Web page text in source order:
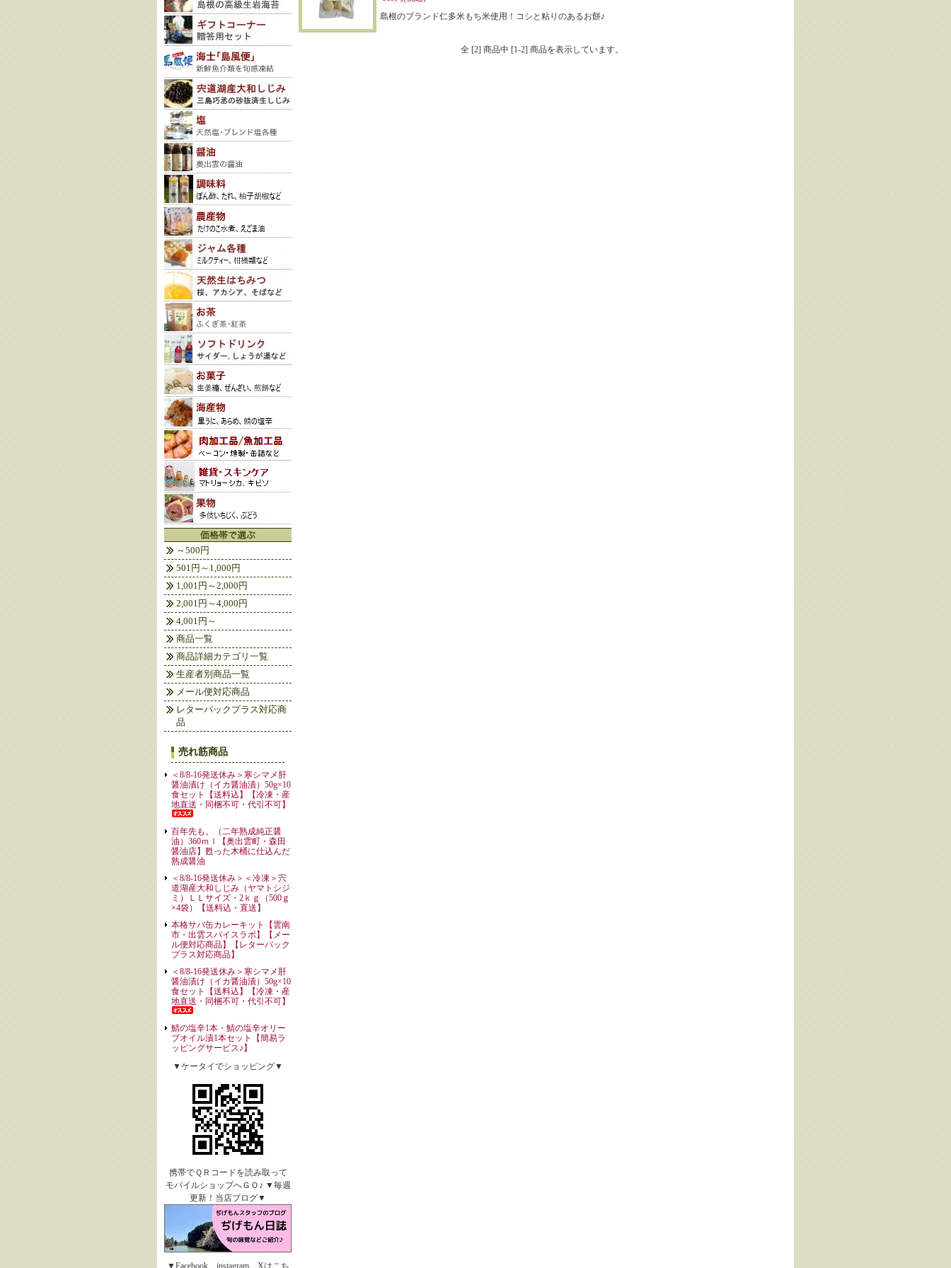
～500円
501円～1,000円
1,001円～2,000円
2,001円～4,000円
4,001円～
商品一覧
商品詳細カテゴリ一覧
生産者別商品一覧
メール便対応商品
レターパックプラス対応商
品
売れ筋商品
＜8/8-16発送休み＞寒シマメ肝
醤油漬け（イカ醤油漬）50g×10
食セット【送料込】【冷凍・産
地直送・同梱不可・代引不可】
百年先も。（二年熟成純正醤
油）360ｍｌ【奥出雲町・森田
醤油店】甦った木桶に仕込んだ
熟成醤油
＜8/8-16発送休み＞＜冷凍＞宍
道湖産大和しじみ（ヤマトシジ
ミ）ＬＬサイズ・2ｋｇ（500ｇ
×4袋）【送料込・直送】
本格サバ缶カレーキット【雲南
市・出雲スパイスラボ】【メー
ル便対応商品】【レターパック
プラス対応商品】
＜8/8-16発送休み＞寒シマメ肝
醤油漬け（イカ醤油漬）50g×10
食セット【送料込】【冷凍・産
地直送・同梱不可・代引不可】
鯖の塩辛1本・鯖の塩辛オリー
ブオイル漬1本セット【簡易ラ
ッピングサービス♪】
▼ケータイでショッピング▼
携帯でＱＲコードを読み取って
モバイルショップへＧＯ♪ ▼毎週
更新！当店ブログ▼
▼Facebook、instagram、Xはこち
島根のブランド仁多米もち米使用！コシと粘りのあるお餅♪
全 [2] 商品中 [1-2] 商品を表示しています。